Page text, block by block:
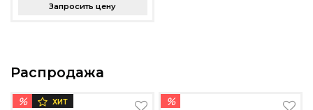
Запросить цену
Распродажа
% ХИТ %